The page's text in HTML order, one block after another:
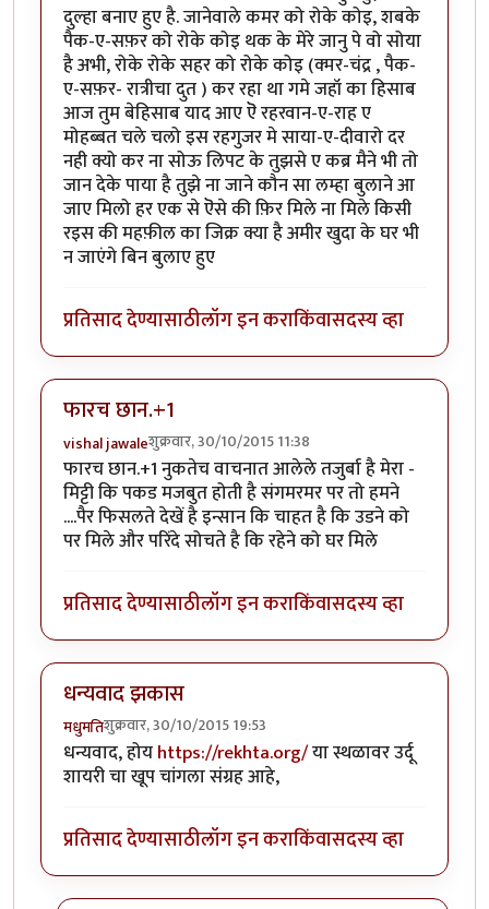
दुल्हा बनाए हुए है. जानेवाले कमर को रोके कोइ, शबके
पैक-ए-सफ़र को रोके कोइ थक के मेरे जानु पे वो सोया
है अभी, रोके रोके सहर को रोके कोइ (क्मर-चंद्र , पैक-
ए-सफ़र- रात्रीचा दुत ) कर रहा था गमे जहॉ का हिसाब
आज तुम बेहिसाब याद आए ऎ रहरवान-ए-राह ए
मोहब्बत चले चलो इस रहगुजर मे साया-ए-दीवारो दर
नही क्यो कर ना सोऊ लिपट के तुझसे ए कब्र मैने भी तो
जान देके पाया है तुझे ना जाने कौन सा लम्हा बुलाने आ
जाए मिलो हर एक से ऎसे की फ़िर मिले ना मिले किसी
रइस की महफ़ील का जिक्र क्या है अमीर खुदा के घर भी
न जाएंगे बिन बुलाए हुए
प्रतिसाद देण्यासाठीलॉग इन कराकिंवासदस्य व्हा
फारच छान.+1
vishal jawaleशुक्रवार, 30/10/2015 11:38
फारच छान.+1 नुकतेच वाचनात आलेले तजुर्बा है मेरा -
मिट्टी कि पकड मजबुत होती है संगमरमर पर तो हमने
....पैर फिसलते देखें है इन्सान कि चाहत है कि उडने को
पर मिले और परिंदे सोचते है कि रहेने को घर मिले
प्रतिसाद देण्यासाठीलॉग इन कराकिंवासदस्य व्हा
धन्यवाद झकास
मधुमतिशुक्रवार, 30/10/2015 19:53
धन्यवाद, होयhttps://rekhta.org/या स्थळावर उर्दू
शायरी चा खूप चांगला संग्रह आहे,
प्रतिसाद देण्यासाठीलॉग इन कराकिंवासदस्य व्हा